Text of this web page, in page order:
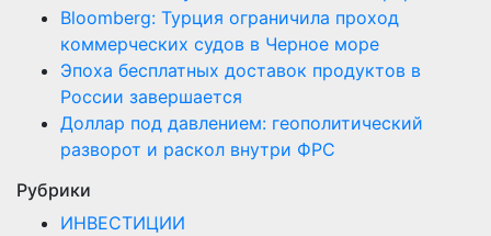
Bloomberg: Турция ограничила проход
коммерческих судов в Черное море
Эпоха бесплатных доставок продуктов в
России завершается
Доллар под давлением: геополитический
разворот и раскол внутри ФРС
Рубрики
ИНВЕСТИЦИИ